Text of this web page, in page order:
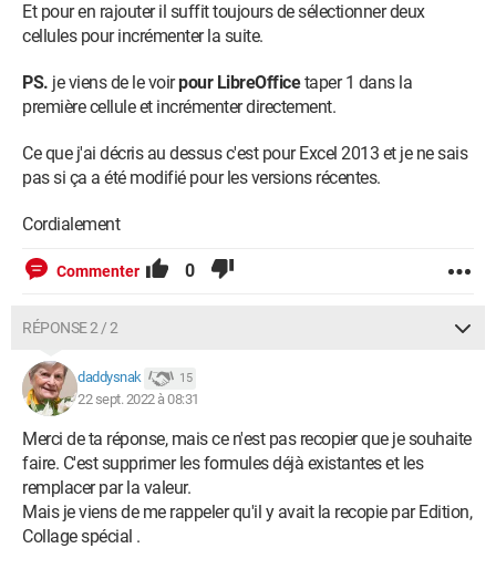
Et pour en rajouter il suffit toujours de sélectionner deux
cellules pour incrémenter la suite.
PS. je viens de le voirpour LibreOfficetaper 1 dans la
première cellule et incrémenter directement.
Ce que j'ai décris au dessus c'est pour Excel 2013 et je ne sais
pas si ça a été modifié pour les versions récentes.
Cordialement
Commenter 0
RÉPONSE 2 / 2
daddysnak 15
22 sept. 2022 à 08:31
Merci de ta réponse, mais ce n'est pas recopier que je souhaite
faire. C'est supprimer les formules déjà existantes et les
remplacer par la valeur.
Mais je viens de me rappeler qu'il y avait la recopie par Edition,
Collage spécial .